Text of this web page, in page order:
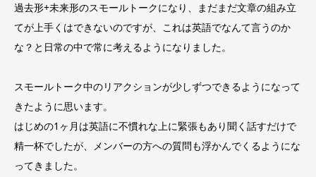
過去形+未来形のスモールトークになり、まだまだ文章の組み立
てが上手くはできないのですが、これは英語でなんて言うのか
な？と日常の中で常に考えるようになりました。
スモールトーク中のリアクションが少しずつできるようになって
きたように思います。
はじめの1ヶ月は英語に不慣れな上に緊張もあり聞く話すだけで
精一杯でしたが、メンバーの方への質問も浮かんでくるようにな
ってきました。